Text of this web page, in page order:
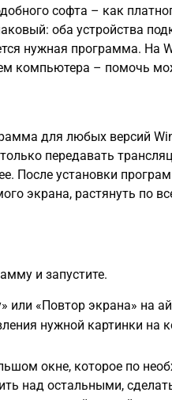
софта – как
оба устройства
нужная программа. На
компьютера – помочь
для любых версий
передавать
После установки
экрана, растянуть по
и запустите.
или «Повтор экрана» на
нужной картинки на
окне, которое по
над остальными,